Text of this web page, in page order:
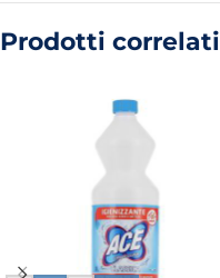
Prodotti correlati